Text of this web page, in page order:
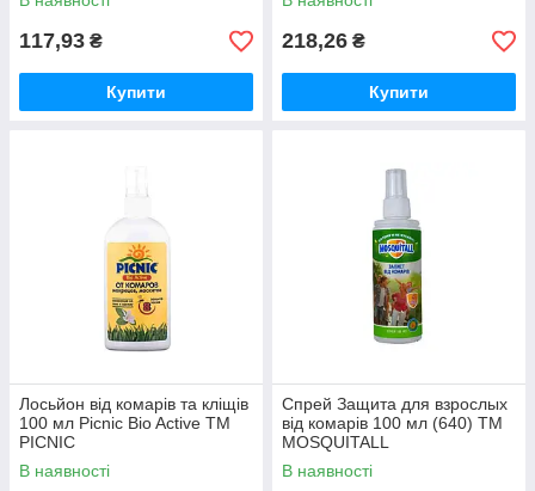
117,93 ₴
Купити
218,26 ₴
Купити
Лосьйон від комарів та кліщів
100 мл Picnic Bio Active ТМ
PICNIC
В наявності
Спрей Защита для взрослых
від комарів 100 мл (640) ТМ
MOSQUITALL
В наявності